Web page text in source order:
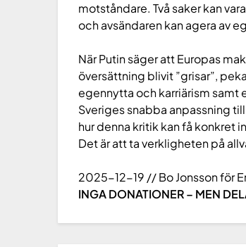
motståndare. Två saker kan
och avsändaren kan agera av
När Putin säger att Europas
översättning blivit ”grisar”,
egennytta och karriärism samt
Sveriges snabba anpassning
hur denna kritik kan få konkret
Det är att ta verkligheten på
2025-12-19 // Bo Jonsson för
INGA DONATIONER – MEN